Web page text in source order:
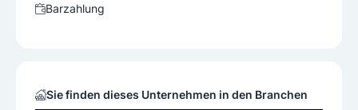
Barzahlung
Sie finden dieses Unternehmen in den Branchen